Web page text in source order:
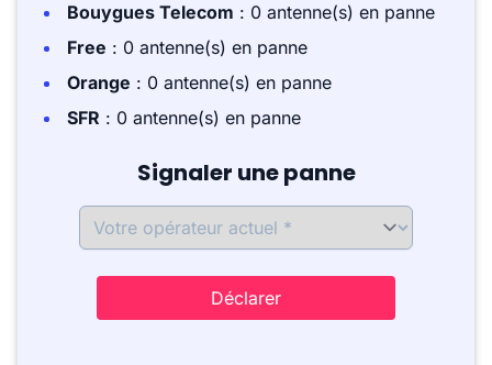
Bouygues Telecom : 0 antenne(s) en panne
Free : 0 antenne(s) en panne
Orange : 0 antenne(s) en panne
SFR : 0 antenne(s) en panne
Signaler une panne
Déclarer